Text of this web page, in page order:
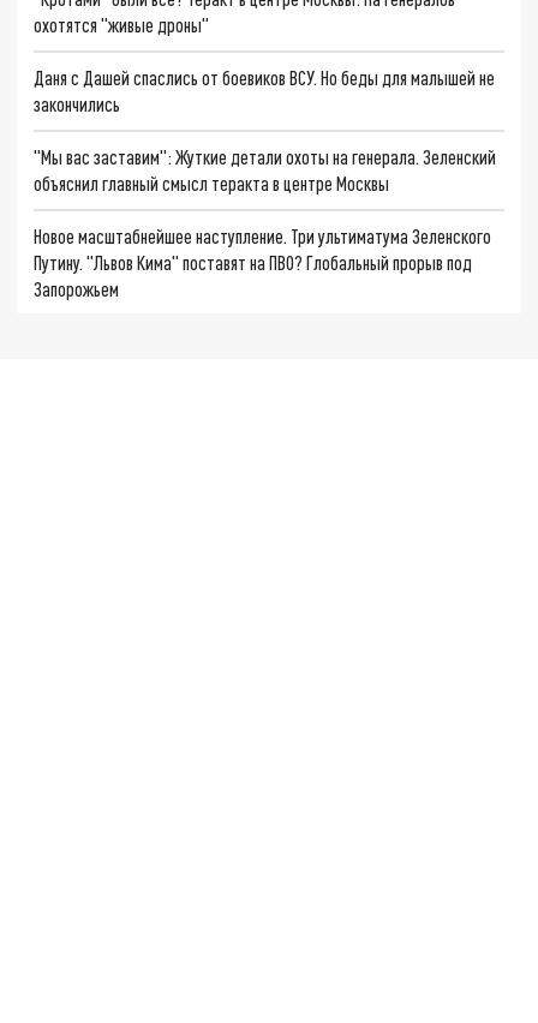
охотятся "живые дроны"
Даня с Дашей спаслись от боевиков ВСУ. Но беды для малышей не
закончились
"Мы вас заставим": Жуткие детали охоты на генерала. Зеленский
объяснил главный смысл теракта в центре Москвы
Новое масштабнейшее наступление. Три ультиматума Зеленского
Путину. "Львов Кима" поставят на ПВО? Глобальный прорыв под
Запорожьем